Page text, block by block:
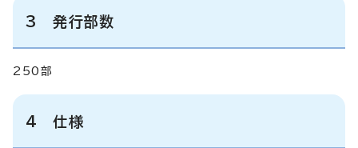
3 発行部数
250部
4 仕様